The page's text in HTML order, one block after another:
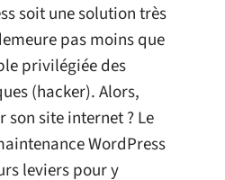
soit une solution très
pas moins que
privilégiée des
(hacker). Alors,
site internet ? Le
WordPress
leviers pour y